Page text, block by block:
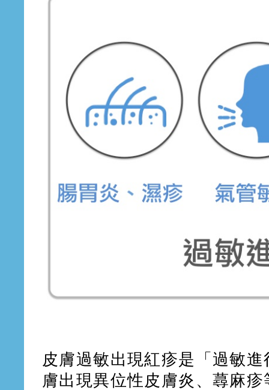
皮膚過敏出現紅疹是「過敏
膚出現異位性皮膚炎、蕁麻